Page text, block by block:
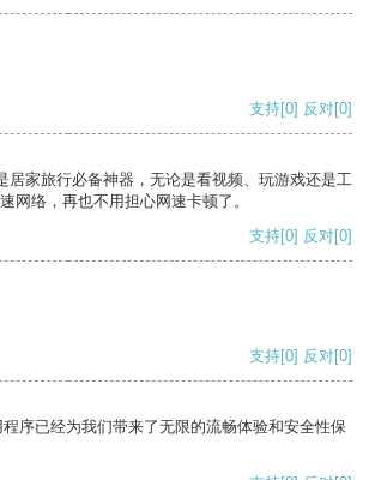
支持[0] 反对[0]
居家旅行必备神器，无论是看视频、玩游戏还是工
网络，再也不用担心网速卡顿了。
支持[0] 反对[0]
支持[0] 反对[0]
序已经为我们带来了无限的流畅体验和安全性保